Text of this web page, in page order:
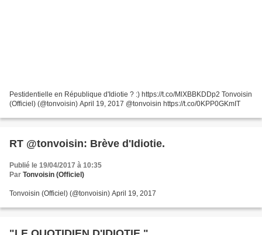
Pestidentielle en République d'Idiotie ? :) https://t.co/MlXBBKDDp2 Tonvoisin
(Officiel) (@tonvoisin) April 19, 2017 @tonvoisin https://t.co/0KPP0GKmIT
RT @tonvoisin: Brève d'Idiotie.
Publié le 19/04/2017 à 10:35
Par Tonvoisin (Officiel)
Tonvoisin (Officiel) (@tonvoisin) April 19, 2017